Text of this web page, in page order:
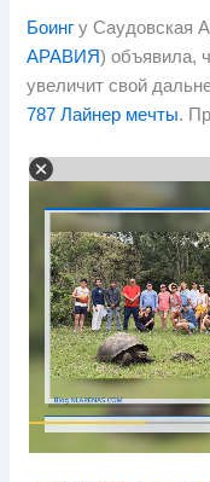
Боинг y Саудовская
АРАВИЯ) объявила,
увеличит свой
787 Лайнер мечты.